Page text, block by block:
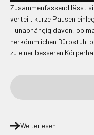
Zusammenfassend lässt
verteilt kurze Pausen
– unabhängig davon, ob
herkömmlichen Bürostuhl
zu einer besseren
Weiterlesen